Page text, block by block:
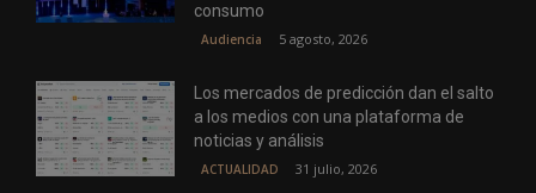
consumo
Audiencia 5 agosto, 2026
Los mercados de predicción dan el salto
a los medios con una plataforma de
noticias y análisis
ACTUALIDAD 31 julio, 2026